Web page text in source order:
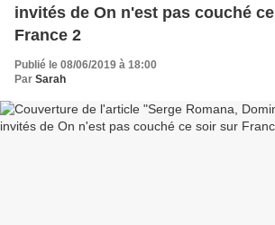
invités de On n'est pas couché
France 2
Publié le 08/06/2019 à 18:00
Par Sarah